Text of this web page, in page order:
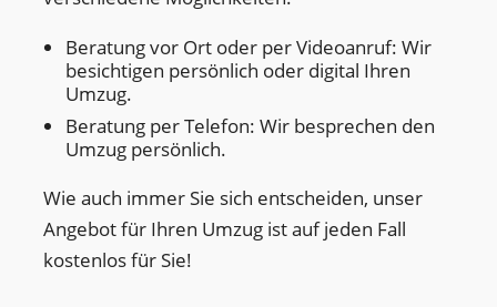
Beratung vor Ort oder per Videoanruf: Wir
besichtigen persönlich oder digital Ihren
Umzug.
Beratung per Telefon: Wir besprechen den
Umzug persönlich.
Wie auch immer Sie sich entscheiden, unser
Angebot für Ihren Umzug ist auf jeden Fall
kostenlos für Sie!